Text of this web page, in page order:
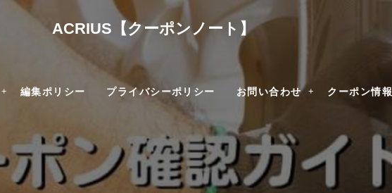
ACRIUS【クーポンノート】
編集ポリシー プライバシーポリシー お問い合わせ クーポン情報